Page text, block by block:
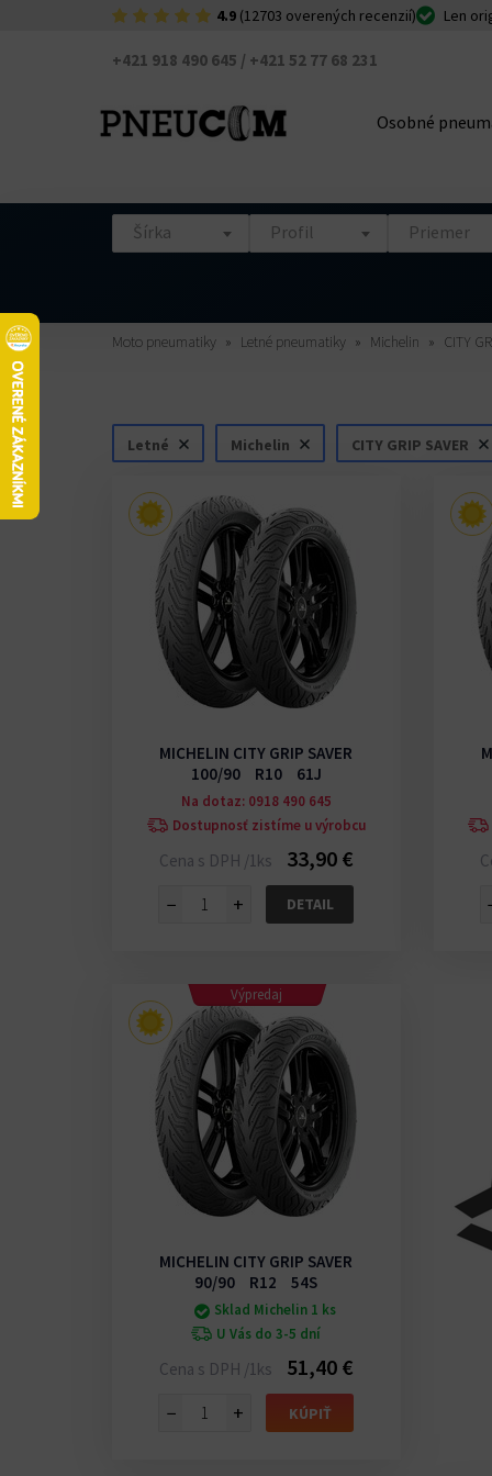
4.9 (12703 overených recenzií) Len
+421 918 490 645 / +421 52 77 68 231
Osobné
Šírka Profil Priemer
Moto pneumatiky Letné pneumatiky Michelin CITY
Letné Michelin CITY GRIP SAVER
MICHELIN CITY GRIP SAVER
100/90 R10 61J
Na dotaz: 0918 490 645
Dostupnosť zistíme u výrobcu
Cena s DPH /1ks 33,90 €
− + DETAIL
Výpredaj
MICHELIN CITY GRIP SAVER
90/90 R12 54S
Sklad Michelin 1 ks
U Vás do 3-5 dní
Cena s DPH /1ks 51,40 €
− + KÚPIŤ